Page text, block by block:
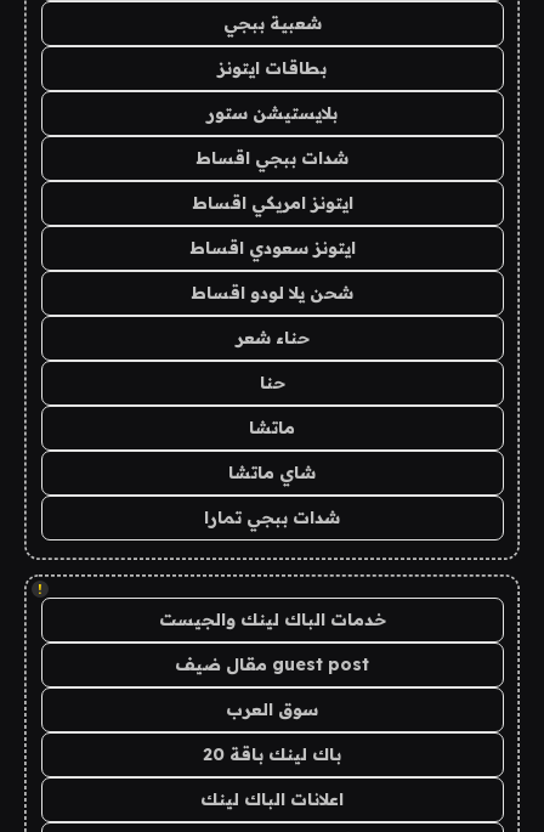
شعبية ببجي
بطاقات ايتونز
بلايستيشن ستور
شدات ببجي اقساط
ايتونز امريكي اقساط
ايتونز سعودي اقساط
شحن يلا لودو اقساط
حناء شعر
حنا
ماتشا
شاي ماتشا
شدات ببجي تمارا
!
خدمات الباك لينك والجيست
guest post مقال ضيف
سوق العرب
باك لينك باقة 20
اعلانات الباك لينك